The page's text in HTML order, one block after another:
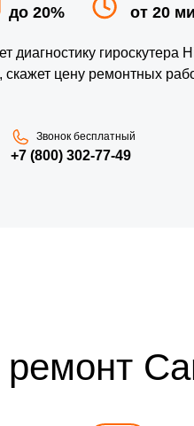
до 20% от 20
диагностику гироскутера
цену ремонтных
Звонок бесплатный
+7 (800) 302-77-49